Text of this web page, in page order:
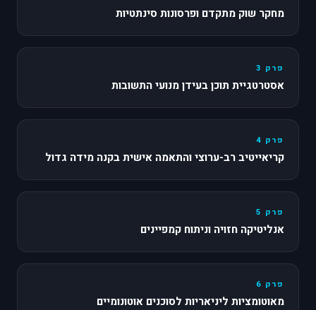
מחקר שוק מתקדם ופרסונות סינתטיות
פרק 3
אסטרטגיית תוכן בעידן מנועי התשובות
פרק 4
קריאייטיב רב-ערוצי והתאמה אישית בקנה מידה גדול
פרק 5
אנליטיקה חזויה וניתוח קמפיינים
פרק 6
מאוטומציות ליניאריות לסוכנים אוטונומיים